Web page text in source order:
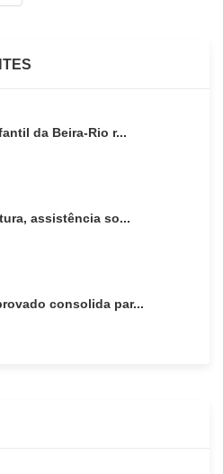
da Beira-Rio r...
assistência so...
consolida par...